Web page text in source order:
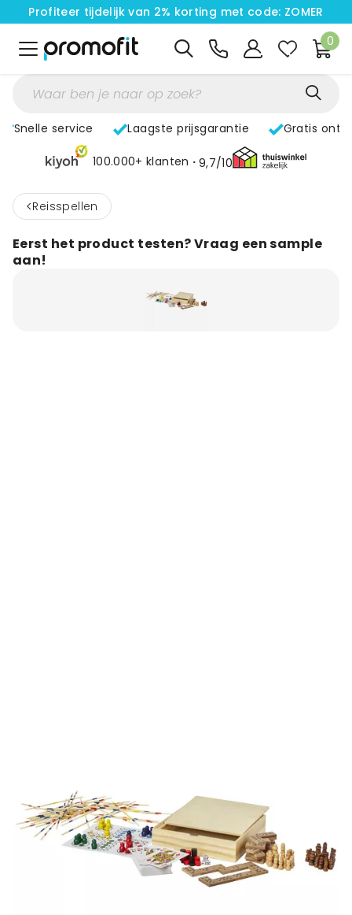
Profiteer tijdelijk van 2% korting met code: ZOMER
0
Snelle service Laagste prijsgarantie Gratis
100.000+ klanten 9,7/10
< Reisspellen
Eerst het product testen? Vraag een sample
aan!